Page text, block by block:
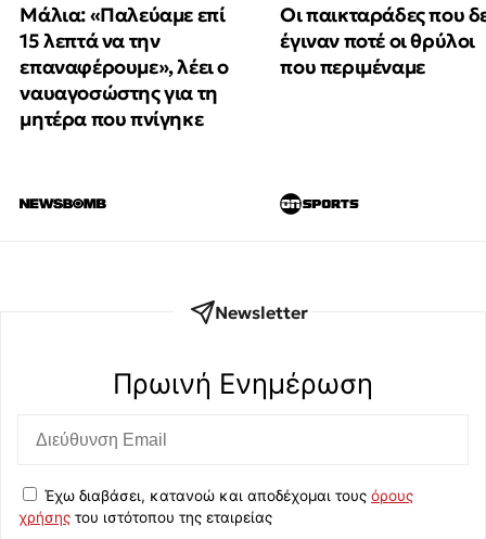
Μάλια: «Παλεύαμε επί
15 λεπτά να την
επαναφέρουμε», λέει ο
ναυαγοσώστης για τη
μητέρα που πνίγηκε
Οι παικταράδες που
έγιναν ποτέ οι θρύλοι
που περιμέναμε
Newsletter
Πρωινή Eνημέρωση
Έχω διαβάσει, κατανοώ και αποδέχομαι τους όρους
χρήσης του ιστότοπου της εταιρείας